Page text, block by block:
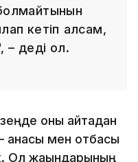
кетіп қалсам,
– деді ол.
оны қайтадан
анасы мен отбасы
Ол жақындарының